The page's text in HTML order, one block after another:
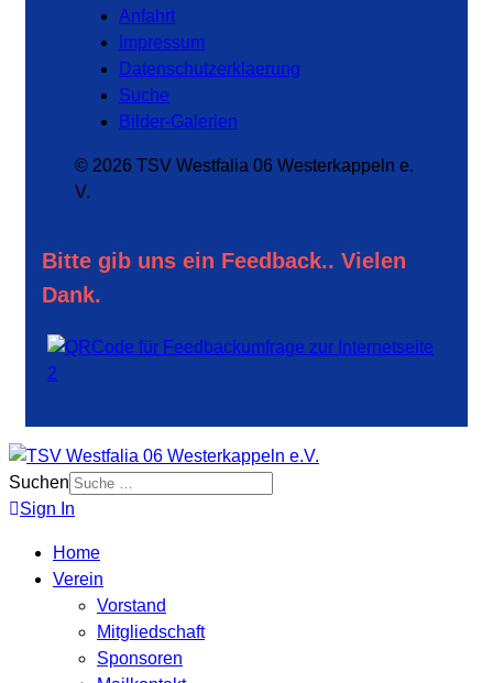
Anfahrt
Impressum
Datenschutzerklaerung
Suche
Bilder-Galerien
© 2026 TSV Westfalia 06 Westerkappeln e.
V.
Bitte gib uns ein Feedback.. Vielen
Dank.
Suchen
Sign In
Home
Verein
Vorstand
Mitgliedschaft
Sponsoren